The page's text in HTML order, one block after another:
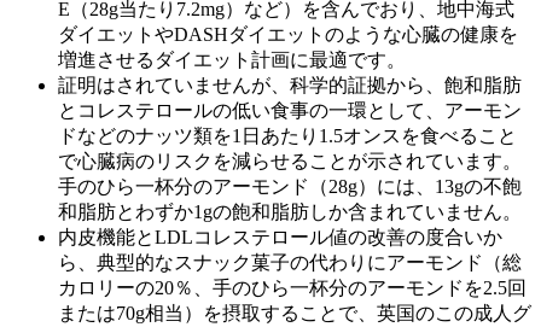
E（28g当たり7.2mg）など）を含んでおり、地中海式
ダイエットやDASHダイエットのような心臓の健康を
増進させるダイエット計画に最適です。
証明はされていませんが、科学的証拠から、飽和脂肪
とコレステロールの低い食事の一環として、アーモン
ドなどのナッツ類を1日あたり1.5オンスを食べること
で心臓病のリスクを減らせることが示されています。
手のひら一杯分のアーモンド（28g）には、13gの不飽
和脂肪とわずか1gの飽和脂肪しか含まれていません。
内皮機能とLDLコレステロール値の改善の度合いか
ら、典型的なスナック菓子の代わりにアーモンド（総
カロリーの20％、手のひら一杯分のアーモンドを2.5回
または70g相当）を摂取することで、英国のこの成人グ